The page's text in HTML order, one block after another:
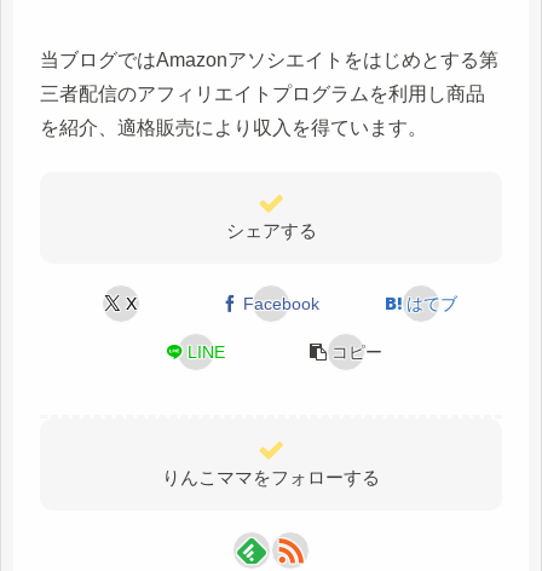
当ブログではAmazonアソシエイトをはじめとする第
三者配信のアフィリエイトプログラムを利用し商品
を紹介、適格販売により収入を得ています。
シェアする
X Facebook はてブ
LINE コピー
りんこママをフォローする